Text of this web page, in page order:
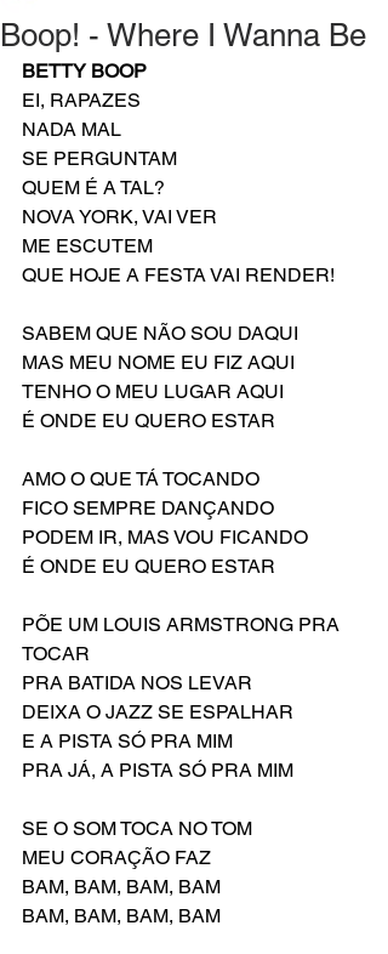
Boop! - Where I Wanna Be
BETTY BOOP
EI, RAPAZES
NADA MAL
SE PERGUNTAM
QUEM É A TAL?
NOVA YORK, VAI VER
ME ESCUTEM
QUE HOJE A FESTA VAI RENDER!
SABEM QUE NÃO SOU DAQUI
MAS MEU NOME EU FIZ AQUI
TENHO O MEU LUGAR AQUI
É ONDE EU QUERO ESTAR
AMO O QUE TÁ TOCANDO
FICO SEMPRE DANÇANDO
PODEM IR, MAS VOU FICANDO
É ONDE EU QUERO ESTAR
PÕE UM LOUIS ARMSTRONG PRA
TOCAR
PRA BATIDA NOS LEVAR
DEIXA O JAZZ SE ESPALHAR
E A PISTA SÓ PRA MIM
PRA JÁ, A PISTA SÓ PRA MIM
SE O SOM TOCA NO TOM
MEU CORAÇÃO FAZ
BAM, BAM, BAM, BAM
BAM, BAM, BAM, BAM